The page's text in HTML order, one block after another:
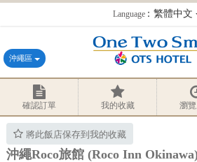
Language：繁體中文
沖繩區
確認訂單 我的收藏 瀏
將此飯店保存到我的收藏
沖繩Roco旅館 (Roco Inn